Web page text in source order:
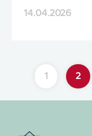
14.04.2026
1 2